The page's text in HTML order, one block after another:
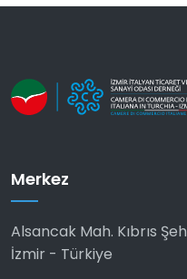
Merkez
Alsancak Mah. Kıbrıs
İzmir - Türkiye